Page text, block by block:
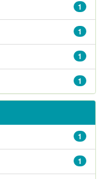
1
1
1
1
1
1